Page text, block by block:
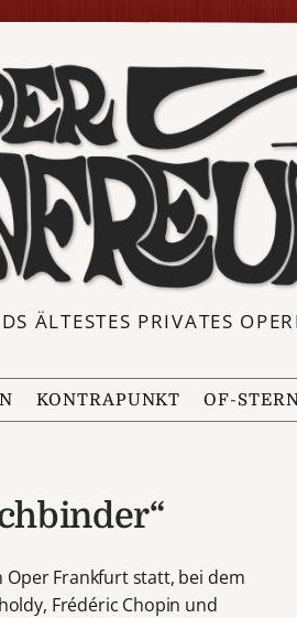
ÄLTESTES PRIVATES
KONTRAPUNKT OF-
Oper Frankfurt statt, bei dem
Frédéric Chopin und